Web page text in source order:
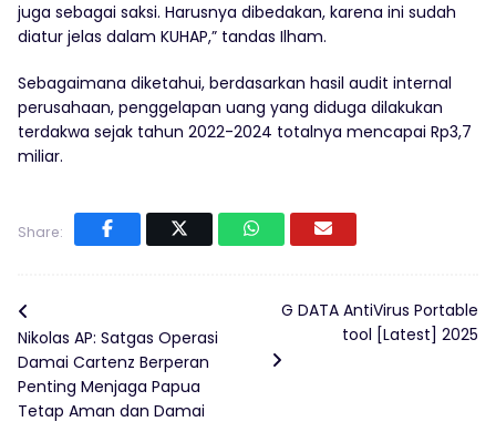
juga sebagai saksi. Harusnya dibedakan, karena ini sudah
diatur jelas dalam KUHAP,” tandas Ilham.
Sebagaimana diketahui, berdasarkan hasil audit internal
perusahaan, penggelapan uang yang diduga dilakukan
terdakwa sejak tahun 2022-2024 totalnya mencapai Rp3,7
miliar.
Share:
Nikolas AP: Satgas Operasi
Damai Cartenz Berperan
Penting Menjaga Papua
Tetap Aman dan Damai
G DATA AntiVirus Portable
tool [Latest] 2025